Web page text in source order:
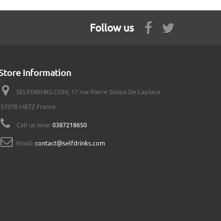
Follow us
Information
SELFDRINKS.COM, 17 rue Pierre Simon De Laplace
57070 METZ France
Call us now: 0387218650
Email: contact@selfdrinks.com